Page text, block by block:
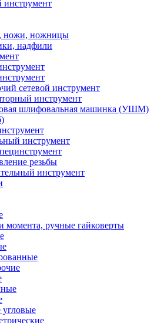
ножи, ножницы
надфили
сетевой инструмент
инструмент
шлифовальная машинка (УШМ)
инструмент
резьбы
инструмент
момента, ручные гайковерты